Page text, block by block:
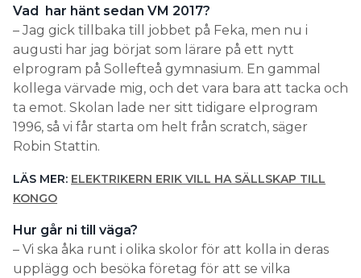
Vad har hänt sedan VM 2017?
– Jag gick tillbaka till jobbet på Feka, men nu i
augusti har jag börjat som lärare på ett nytt
elprogram på Sollefteå gymnasium. En gammal
kollega värvade mig, och det vara bara att tacka och
ta emot. Skolan lade ner sitt tidigare elprogram
1996, så vi får starta om helt från scratch, säger
Robin Stattin.
LÄS MER: ELEKTRIKERN ERIK VILL HA SÄLLSKAP TILL
KONGO
Hur går ni till väga?
– Vi ska åka runt i olika skolor för att kolla in deras
upplägg och besöka företag för att se vilka